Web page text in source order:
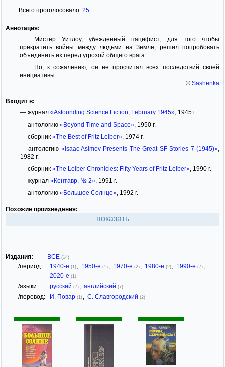
Всего проголосовало: 25
Аннотация:
Мистер Уитлоу, убежденный пацифист, для того чтобы
прекратить войны между людьми на Земле, решил попробовать
объединить их перед угрозой общего врага.
Но, к сожалению, он не просчитал всех последствий своей
инициативы...
© Sashenka
Входит в:
— журнал «Astounding Science Fiction, February 1945», 1945 г.
— антологию «Beyond Time and Space», 1950 г.
— сборник «The Best of Fritz Leiber», 1974 г.
— антологию «Isaac Asimov Presents The Great SF Stories 7 (1945)»
1982 г.
— сборник «The Leiber Chronicles: Fifty Years of Fritz Leiber», 1990 г.
— журнал «Кентавр, № 2», 1991 г.
— антологию «Большое Солнце», 1992 г.
Похожие произведения:
показать
Издания: ВСЕ (14)
/период: 1940-е (1) , 1950-е (1) , 1970-е (2) , 1980-е (2) , 1990-е (7) ,
2020-е (1)
/языки: русский (7) , английский (7)
/перевод: И. Повар (1) , С. Славгородский (2)